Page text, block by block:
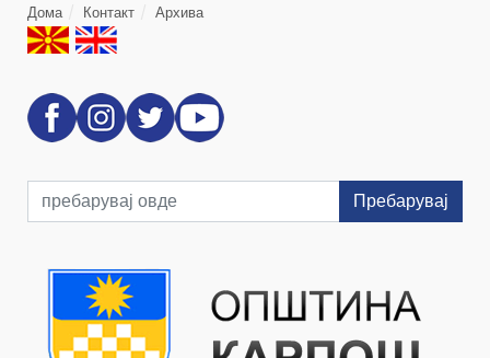
Дома Контакт Архива
Пребарувај